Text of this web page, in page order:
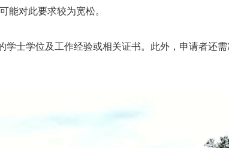
能对此要求较为宽松。
士学位及工作经验或相关证书。此外，申请者还需